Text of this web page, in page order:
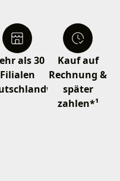
als 30
Filialen
Kauf auf
Rechnung &
später
zahlen*¹